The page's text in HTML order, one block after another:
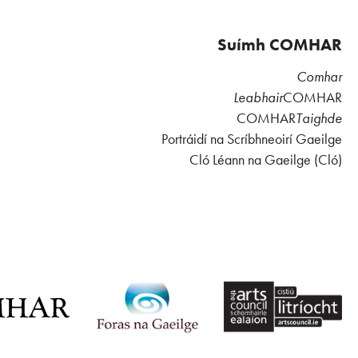
Suímh COMHAR
Comhar
LeabhairCOMHAR
COMHARTaighde
Portráidí na Scríbhneoirí Gaeilge
Cló Léann na Gaeilge (Cló)